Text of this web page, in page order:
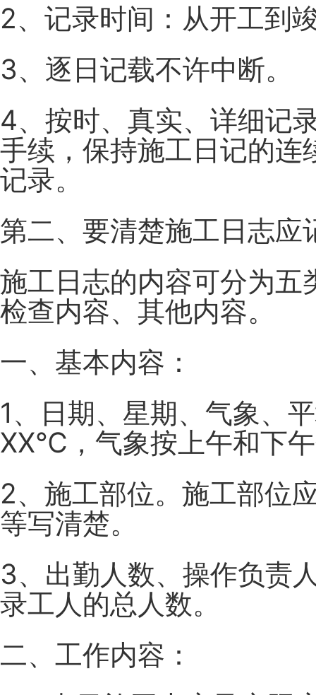
2、记录时间：从开工到
3、逐日记载不许中断。
4、按时、真实、详细记
手续，保持施工日记的
记录。
第二、要清楚施工日志应
施工日志的内容可分为
检查内容、其他内容。
一、基本内容：
1、日期、星期、气象、
XX℃，气象按上午和下
2、施工部位。施工部位
等写清楚。
3、出勤人数、操作负责
录工人的总人数。
二、工作内容：